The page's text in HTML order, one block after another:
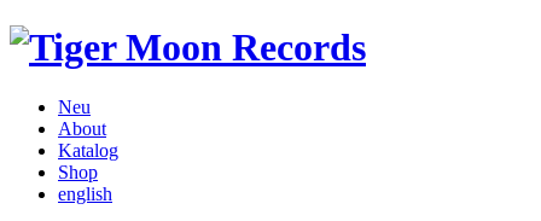
Neu
About
Katalog
Shop
english